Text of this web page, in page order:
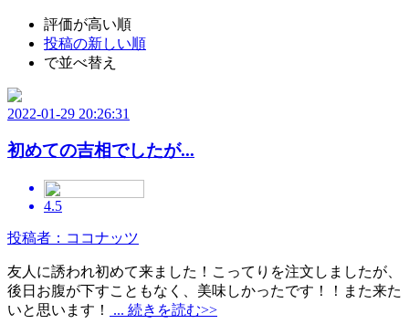
評価が高い順
投稿の新しい順
で並べ替え
2022-01-29 20:26:31
初めての吉相でしたが...
4.5
投稿者：ココナッツ
友人に誘われ初めて来ました！こってりを注文しましたが、
後日お腹が下すこともなく、美味しかったです！！また来た
いと思います！
... 続きを読む>>